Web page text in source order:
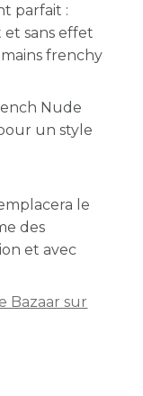
parfait :
sans effet
frenchy
Nude
un style
le
des
et avec
Bazaar sur